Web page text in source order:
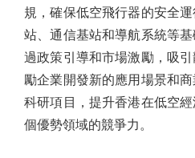
規，確保低空飛行器的安全
站、通信基站和導航系統等
過政策引導和市場激勵，吸
勵企業開發新的應用場景和
科研項目，提升香港在低空
個優勢領域的競爭力。